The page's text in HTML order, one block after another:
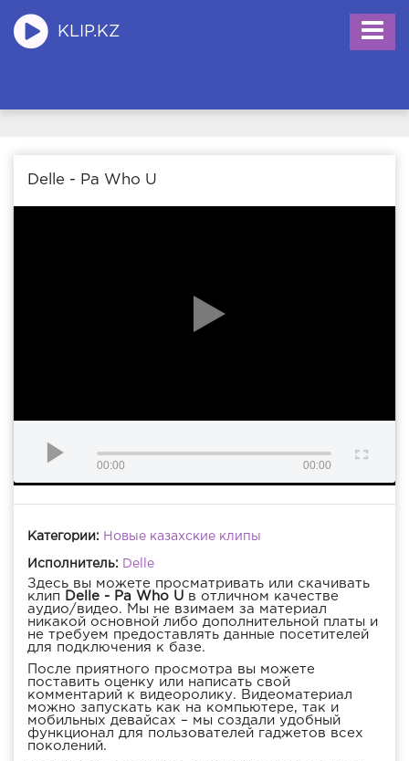
KLIP.KZ
Delle - Pa Who U
00:00 00:00
Категории: Новые казахские клипы
Исполнитель: Delle
Здесь вы можете просматривать или скачивать
клип
Delle - Pa Who U в отличном качестве
аудио/видео. Мы не взимаем за материал
никакой основной либо дополнительной платы и
не требуем предоставлять данные посетителей
для подключения к базе.
После приятного просмотра вы можете
поставить оценку или написать свой
комментарий к видеоролику. Видеоматериал
можно запускать как на компьютере, так и
мобильных девайсах – мы создали удобный
функционал для пользователей гаджетов всех
поколений.